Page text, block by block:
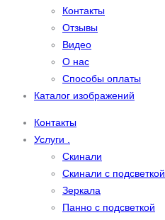
Контакты
Отзывы
Видео
О нас
Способы оплаты
Каталог изображений
Контакты
Услуги .
Скинали
Скинали с подсветкой
Зеркала
Панно с подсветкой